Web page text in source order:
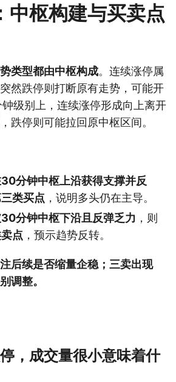
中枢构建与买卖点
类型都由中枢构成。连续涨停属
突然跌停则打断原有走势，可能开
级别上，连续涨停形成向上离开
跌停则可能拉回原中枢区间。
分钟中枢上沿获得支撑并反
类买点 ，说明多头仍在主导。
分钟中枢下沿且反弹乏力 ，则
点 ，预示趋势反转。
后续是否缩量企稳；三卖出现
调整。
，成交量很小意味着什